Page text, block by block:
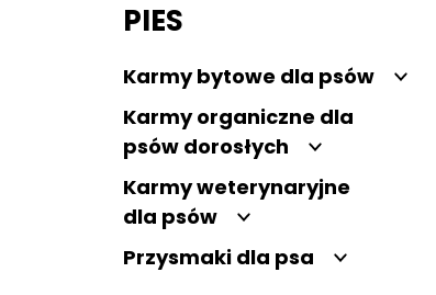
PIES
Karmy bytowe dla psów
Karmy organiczne dla
psów dorosłych
Karmy weterynaryjne
dla psów
Przysmaki dla psa